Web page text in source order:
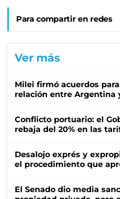
Para compartir en redes
Ver más
Milei firmó acuerdos
relación entre Argentina
Conflicto portuario: el
rebaja del 20% en las
Desalojo exprés y
el procedimiento que
El Senado dio media